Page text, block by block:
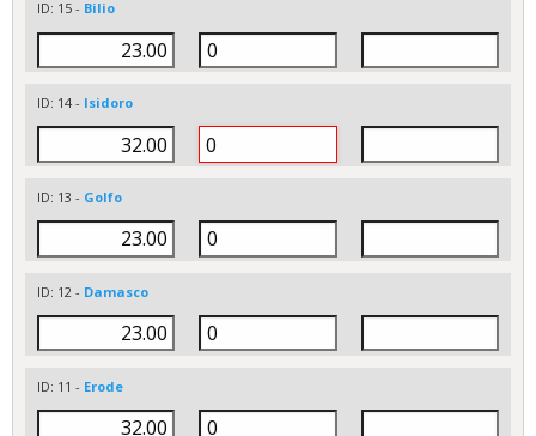
ID: 15 - Bilio
ID: 14 - Isidoro
ID: 13 - Golfo
ID: 12 - Damasco
ID: 11 - Erode